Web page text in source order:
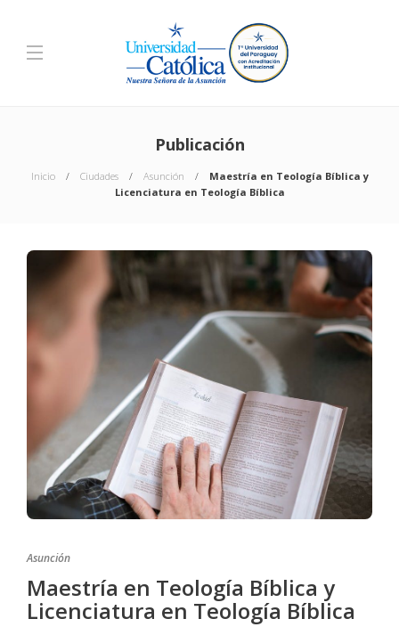
Publicación
Inicio Ciudades Asunción
Maestría en Teología Bíblica y
Licenciatura en Teología Bíblica
Asunción
Maestría en Teología Bíblica y
Licenciatura en Teología Bíblica